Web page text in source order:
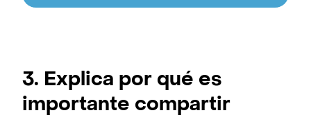
3. Explica por qué es
importante compartir